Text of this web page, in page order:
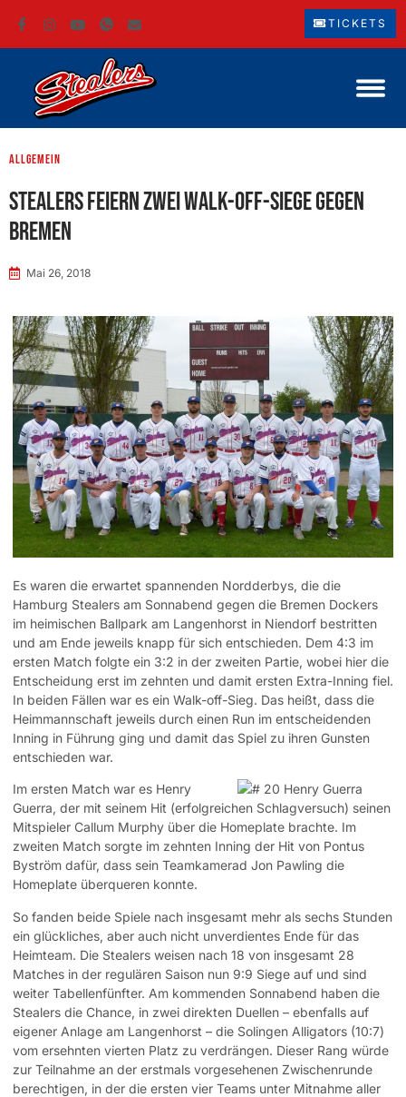
TICKETS
Allgemein
Stealers feiern zwei Walk-off-Siege gegen
Bremen
Mai 26, 2018
Es waren die erwartet spannenden Nordderbys, die die
Hamburg Stealers am Sonnabend gegen die Bremen Dockers
im heimischen Ballpark am Langenhorst in Niendorf bestritten
und am Ende jeweils knapp für sich entschieden. Dem 4:3 im
ersten Match folgte ein 3:2 in der zweiten Partie, wobei hier die
Entscheidung erst im zehnten und damit ersten Extra-Inning fiel.
In beiden Fällen war es ein Walk-off-Sieg. Das heißt, dass die
Heimmannschaft jeweils durch einen Run im entscheidenden
Inning in Führung ging und damit das Spiel zu ihren Gunsten
entschieden war.
Im ersten Match war es Henry
Guerra, der mit seinem Hit (erfolgreichen Schlagversuch) seinen
Mitspieler Callum Murphy über die Homeplate brachte. Im
zweiten Match sorgte im zehnten Inning der Hit von Pontus
Byström dafür, dass sein Teamkamerad Jon Pawling die
Homeplate überqueren konnte.
So fanden beide Spiele nach insgesamt mehr als sechs Stunden
ein glückliches, aber auch nicht unverdientes Ende für das
Heimteam. Die Stealers weisen nach 18 von insgesamt 28
Matches in der regulären Saison nun 9:9 Siege auf und sind
weiter Tabellenfünfter. Am kommenden Sonnabend haben die
Stealers die Chance, in zwei direkten Duellen – ebenfalls auf
eigener Anlage am Langenhorst – die Solingen Alligators (10:7)
vom ersehnten vierten Platz zu verdrängen. Dieser Rang würde
zur Teilnahme an der erstmals vorgesehenen Zwischenrunde
berechtigen, in der die ersten vier Teams unter Mitnahme aller